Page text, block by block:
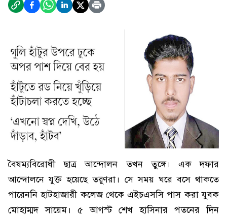
বৈষম্যবিরোধী ছাত্র আন্দোলন তখন তুঙ্গে। এক দফার
আন্দোলনে যুক্ত হয়েছে তরুণরা। সে সময় ঘরে বসে থাকতে
পারেননি হাটহাজারী কলেজ থেকে এইচএসসি পাস করা যুবক
মোহাম্মদ সায়েম। ৫ আগস্ট শেখ হাসিনার পতনের দিন